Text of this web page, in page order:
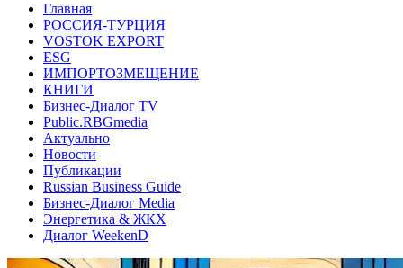
Главная
РОССИЯ-ТУРЦИЯ
VOSTOK EXPORT
ESG
ИМПОРТОЗМЕЩЕНИЕ
КНИГИ
Бизнес-Диалог TV
Public.RBGmedia
Актуально
Новости
Публикации
Russian Business Guide
Бизнес-Диалог Media
Энергетика & ЖКХ
Диалог WeekenD